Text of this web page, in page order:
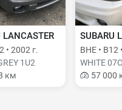
LANCASTER
• 2002 г.
1U2
км
SUBARU
BHE • B12
WHITE
57 000